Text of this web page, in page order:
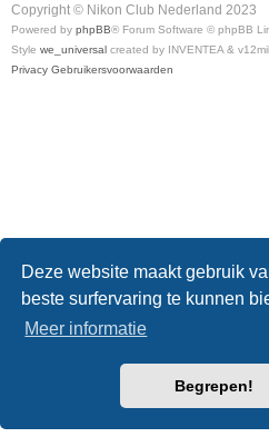
Deze website maakt gebruik
beste surfervaring te kunnen
Meer informatie
Begrepen!
Copyright © Nikon Club Nederland 2023
Powered by phpBB® Forum Software © phpBB
Style we_universal created by INVENTEA &
Privacy Gebruikersvoorwaarden